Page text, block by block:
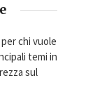
per chi vuole
temi in
sul